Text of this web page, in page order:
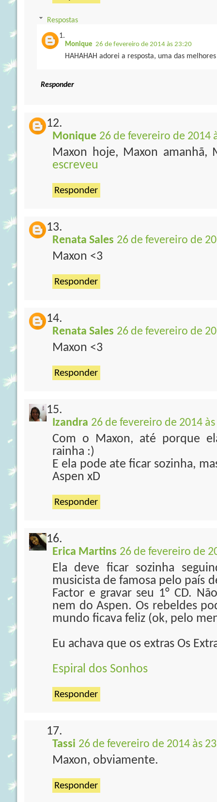
Respostas
Monique 26 de fevereiro de 2014 às 23:20
HAHAHAH adorei a resposta, uma das
Responder
Monique 26 de fevereiro de 2014
Maxon hoje, Maxon amanhã,
escreveu
Responder
Renata Sales 26 de fevereiro de
Maxon <3
Responder
Renata Sales 26 de fevereiro de
Maxon <3
Responder
Izandra 26 de fevereiro de 2014
Com o Maxon, até porque
rainha :)
E ela pode ate ficar sozinha,
Aspen xD
Responder
Erica Martins 26 de fevereiro de
Ela deve ficar sozinha
musicista de famosa pelo país
Factor e gravar seu 1° CD.
nem do Aspen. Os rebeldes
mundo ficava feliz (ok, pelo
Eu achava que os extras Os
Espiral dos Sonhos
Responder
Tassi 26 de fevereiro de 2014 às
Maxon, obviamente.
Responder